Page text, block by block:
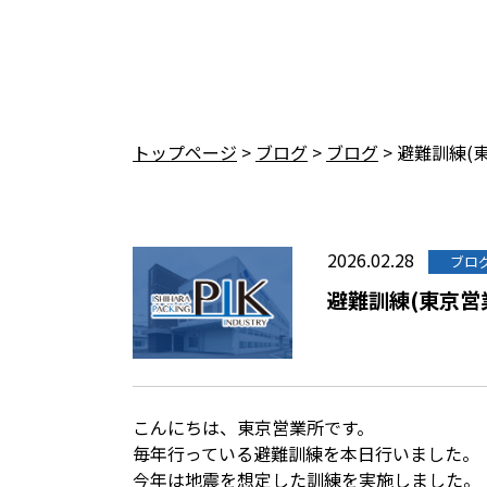
トップページ > ブログ > ブログ > 避難訓練(
2026.02.28 ブロ
避難訓練(東京営
こんにちは、東京営業所です。
毎年行っている避難訓練を本日行いました。
今年は地震を想定した訓練を実施しました。